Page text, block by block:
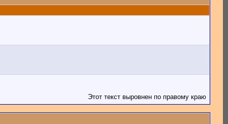
Этот текст выровнен по правому краю